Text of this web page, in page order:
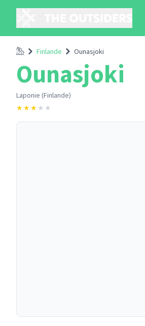
AccueilFinlande Ounasjoki
Ounasjoki
Laponie (Finlande)
★★★ ★ ★